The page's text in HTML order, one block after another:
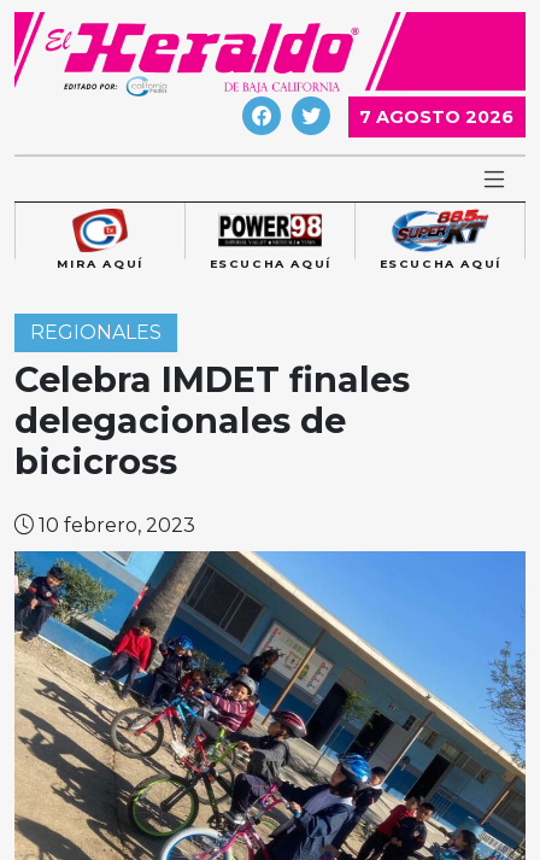
Skip
content
7 AGOSTO 2026
MIRA AQUÍ ESCUCHA AQUÍ ESCUCHA AQUÍ
REGIONALES
Celebra IMDET finales
delegacionales de
bicicross
10 febrero, 2023